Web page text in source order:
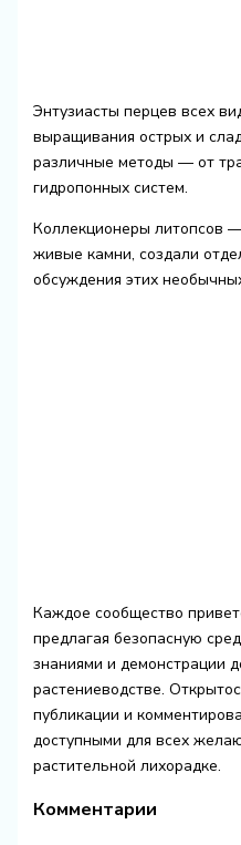
Энтузиасты перцев всех
выращивания острых и
различные методы — от
гидропонных систем.
Коллекционеры литопсов
живые камни, создали
обсуждения этих
Каждое сообщество
предлагая безопасную
знаниями и демонстрации
растениеводстве.
публикации и
доступными для всех
растительной лихорадке.
Комментарии